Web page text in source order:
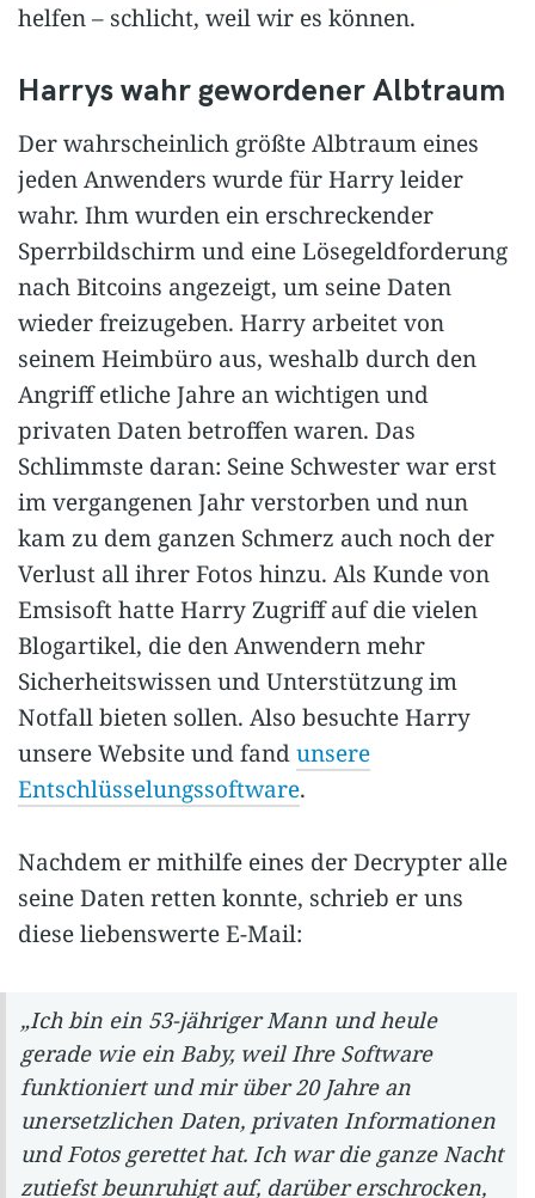
helfen – schlicht, weil wir es können.
Harrys wahr gewordener Albtraum
Der wahrscheinlich größte Albtraum eines
jeden Anwenders wurde für Harry leider
wahr. Ihm wurden ein erschreckender
Sperrbildschirm und eine Lösegeldforderung
nach Bitcoins angezeigt, um seine Daten
wieder freizugeben. Harry arbeitet von
seinem Heimbüro aus, weshalb durch den
Angriff etliche Jahre an wichtigen und
privaten Daten betroffen waren. Das
Schlimmste daran: Seine Schwester war erst
im vergangenen Jahr verstorben und nun
kam zu dem ganzen Schmerz auch noch der
Verlust all ihrer Fotos hinzu. Als Kunde von
Emsisoft hatte Harry Zugriff auf die vielen
Blogartikel, die den Anwendern mehr
Sicherheitswissen und Unterstützung im
Notfall bieten sollen. Also besuchte Harry
unsere Website und fandunsere
Entschlüsselungssoftware.
Nachdem er mithilfe eines der Decrypter alle
seine Daten retten konnte, schrieb er uns
diese liebenswerte E-Mail:
„Ich bin ein 53-jähriger Mann und heule
gerade wie ein Baby, weil Ihre Software
funktioniert und mir über 20 Jahre an
unersetzlichen Daten, privaten Informationen
und Fotos gerettet hat. Ich war die ganze Nacht
zutiefst beunruhigt auf, darüber erschrocken,